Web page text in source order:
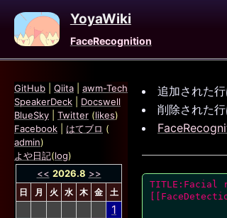
YoyaWiki
FaceRecognition
追加された
削除された
TITLE:Facial
GitHub Qiita
awm-Tech
SpeakerDeck
Docswell
BlueSky
Twitter (likes)
Facebook
はてブロ (
admin)
よや日記(log)
<< 2026.8 >>
日 月 火 水 木 金 土
1